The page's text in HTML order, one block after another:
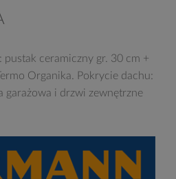
pustak ceramiczny gr. 30 cm +
Organika. Pokrycie dachu:
garażowa i drzwi zewnętrzne